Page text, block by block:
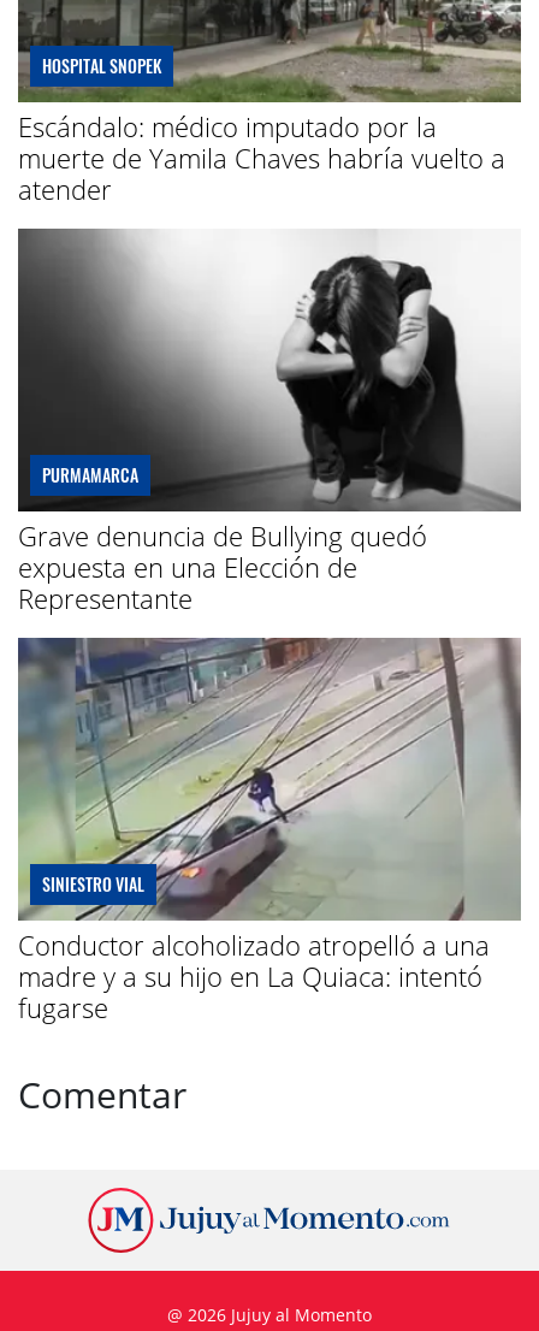
HOSPITAL SNOPEK
Escándalo: médico imputado por la
muerte de Yamila Chaves habría vuelto a
atender
PURMAMARCA
Grave denuncia de Bullying quedó
expuesta en una Elección de
Representante
SINIESTRO VIAL
Conductor alcoholizado atropelló a una
madre y a su hijo en La Quiaca: intentó
fugarse
Comentar
@ 2026 Jujuy al Momento